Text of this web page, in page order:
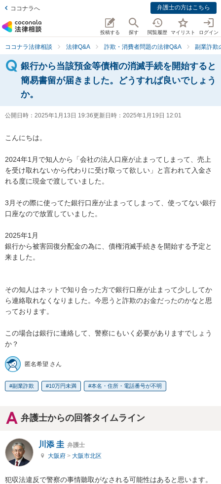
ココナラへ 弁護士の方はこちら
投稿する 探す 閲覧履歴 マイリスト ログイン
ココナラ法律相談 法律Q&A 詐欺・消費者問題の法律Q&A 副業詐欺
銀行から当該預金等債権の消滅手続を開始すると
簡易書留が届きました。どうすれば良いでしょう
か。
公開日時： 2025年1月13日 19:36更新日時： 2025年1月19日 12:01
こんにちは。
2024年1月で知人から「会社の法人口座が止まってしまって、売上
を受け取れないから代わりに受け取って欲しい」と言われて入金さ
れる度に現金で渡していました。
3月その際に使ってた銀行口座が止まってしまって、使ってない銀行
口座なので放置していました。
2025年1月
銀行から被害回復分配金の為に、債権消滅手続きを開始する予定と
来ました。
その知人はネットで知り合った方で銀行口座が止まって少ししてか
ら連絡取れなくなりました。今思うと詐欺のお金だったのかなと思
っております。
この場合は銀行に連絡して、警察にもいく必要がありますでしょう
か？
匿名希望 さん
副業詐欺 10万円未満 本名・住所・電話番号が不明
弁護士からの回答タイムライン
川添 圭 弁護士
大阪府 > 大阪市北区
犯収法違反で警察の事情聽取がなされる可能性はあると思います。